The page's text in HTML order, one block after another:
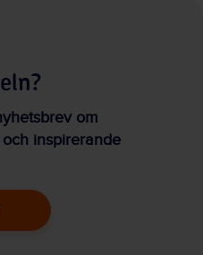
om
inspirerande